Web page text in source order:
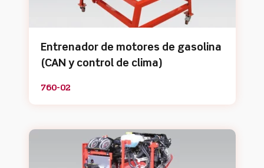
Entrenador de motores de gasolina
(CAN y control de clima)
760-02